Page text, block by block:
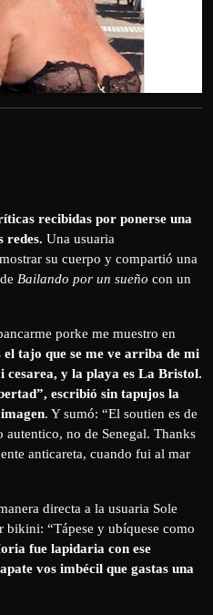
recibidas por ponerse una
redes. Una usuaria
su cuerpo y compartió una
Bailando por un sueño con un
porke me muestro en
tajo que se me ve arriba de mi
cesarea, y la playa es La Bristol.
escribió sin tapujos la
. Y sumó: “El soutien es de
no de Senegal. Thanks
anticareta, cuando fui al mar
directa a la usuaria Sole
“Tápese y ubíquese como
fue lapidaria con ese
vos imbécil que gastas una